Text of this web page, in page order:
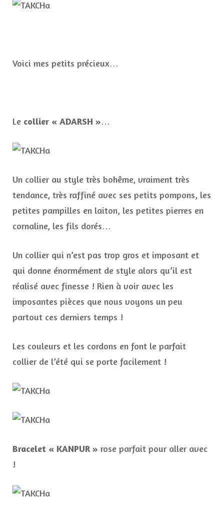
Voici mes petits précieux…
Le collier « ADARSH »…
Un collier au style très bohême, vraiment très
tendance, très raffiné avec ses petits pompons, les
petites pampilles en laiton, les petites pierres en
cornaline, les fils dorés…
Un collier qui n’est pas trop gros et imposant et
qui donne énormément de style alors qu’il est
réalisé avec finesse ! Rien à voir avec les
imposantes pièces que nous voyons un peu
partout ces derniers temps !
Les couleurs et les cordons en font le parfait
collier de l’été qui se porte facilement !
Bracelet « KANPUR » rose parfait pour aller avec
!